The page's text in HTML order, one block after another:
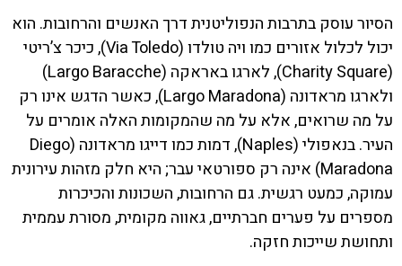
הסיור עוסק בתרבות הנפוליטנית דרך האנשים והרחובות. הוא
יכול לכלול אזורים כמו ויה טולדו (Via Toledo), כיכר צ’ריטי
(Charity Square), לארגו באראקה (Largo Baracche)
ולארגו מראדונה (Largo Maradona), כאשר הדגש אינו רק
על מה שרואים, אלא על מה שהמקומות האלה אומרים על
העיר. בנאפולי (Naples), דמות כמו דייגו מראדונה (Diego
Maradona) אינה רק ספורטאי עבר; היא חלק מזהות עירונית
עמוקה, כמעט רגשית. גם הרחובות, השכונות והכיכרות
מספרים על פערים חברתיים, גאווה מקומית, מסורת עממית
ותחושת שייכות חזקה.